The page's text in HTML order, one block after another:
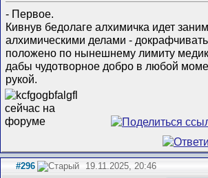
- Первое.
Кивнув бедолаге алхимичка идет
алхимическими делами - докрафчивать
положено по нынешнему лимиту
дабы чудотворное добро в любой
рукой.
#296 19.11.2025, 20:46